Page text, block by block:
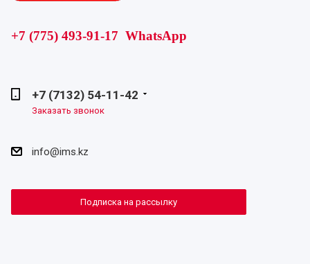
+7 (775) 493-91-17 WhatsApp
+7 (7132) 54-11-42
Заказать звонок
info@ims.kz
Подписка на рассылку